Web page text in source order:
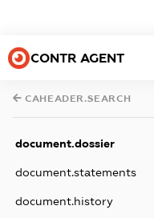
CONTR AGENT
CAHEADER.SEARCH
document.dossier
document.statements
document.history